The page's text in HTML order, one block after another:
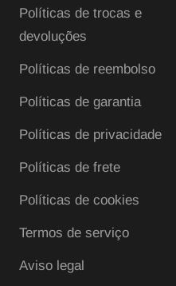
Políticas de trocas e
devoluções
Políticas de reembolso
Políticas de garantia
Políticas de privacidade
Políticas de frete
Políticas de cookies
Termos de serviço
Aviso legal